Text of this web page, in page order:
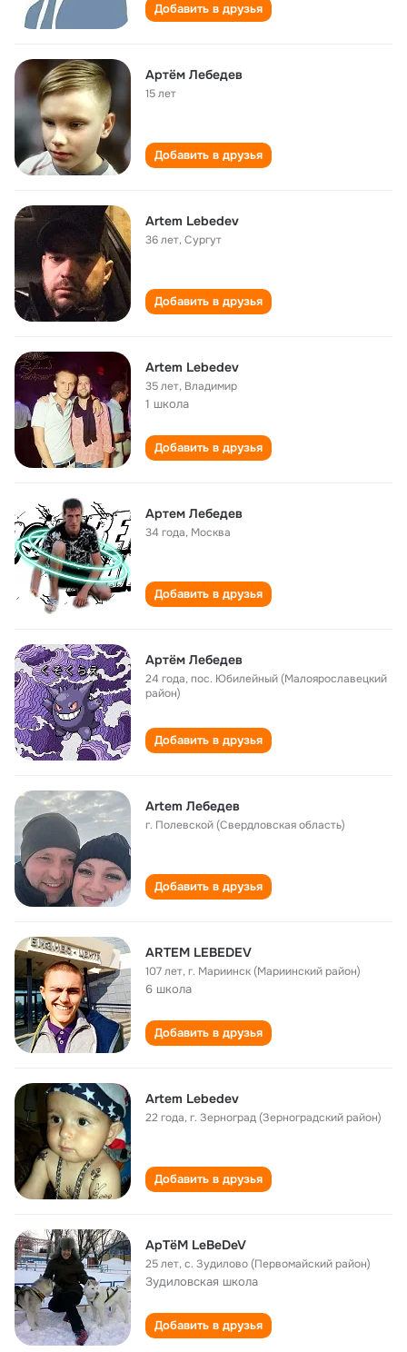
Добавить в друзья
Артём Лебедев
15 лет
Добавить в друзья
Artem Lebedev
36 лет,Сургут
Добавить в друзья
Artem Lebedev
35 лет, Владимир
1 школа
Добавить в друзья
Артем Лебедев
34 года, Москва
Добавить в друзья
Артëм Лебедев
24 года,пос. Юбилейный (Малоярославецкий
район)
Добавить в друзья
Artem Лебедев
г. Полевской (Свердловская область)
Добавить в друзья
ARTEM LEBEDEV
107 лет,г. Мариинск (Мариинский район)
6 школа
Добавить в друзья
Artem Lebedev
22 года,г. Зерноград (Зерноградский район)
Добавить в друзья
АрТёМ LeBeDeV
25 лет,с. Зудилово (Первомайский район)
Зудиловская школа
Добавить в друзья